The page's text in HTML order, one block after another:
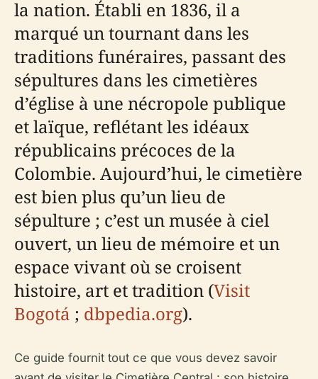
la nation. Établi en 1836, il a
marqué un tournant dans les
traditions funéraires, passant des
sépultures dans les cimetières
d’église à une nécropole publique
et laïque, reflétant les idéaux
républicains précoces de la
Colombie. Aujourd’hui, le cimetière
est bien plus qu’un lieu de
sépulture ; c’est un musée à ciel
ouvert, un lieu de mémoire et un
espace vivant où se croisent
histoire, art et tradition (Visit
Bogotá ; dbpedia.org).
Ce guide fournit tout ce que vous devez savoir